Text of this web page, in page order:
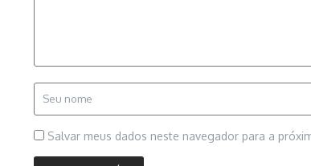
Salvar meus dados neste navegador para a